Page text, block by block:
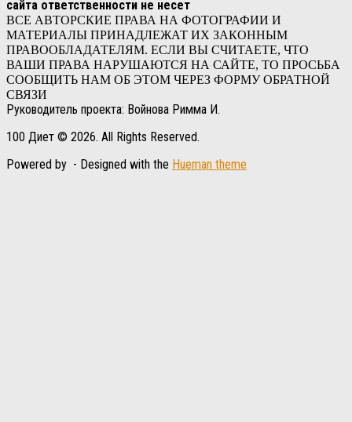
сайта ответственности не несет
ВСЕ АВТОРСКИЕ ПРАВА НА ФОТОГРАФИИ И
МАТЕРИАЛЫ ПРИНАДЛЕЖАТ ИХ ЗАКОННЫМ
ПРАВООБЛАДАТЕЛЯМ. ЕСЛИ ВЫ СЧИТАЕТЕ, ЧТО
ВАШИ ПРАВА НАРУШАЮТСЯ НА САЙТЕ, ТО ПРОСЬБА
СООБЩИТЬ НАМ ОБ ЭТОМ ЧЕРЕЗ ФОРМУ ОБРАТНОЙ
СВЯЗИ
Руководитель проекта: Войнова Римма И.
100 Диет © 2026. All Rights Reserved.
Powered by - Designed with the Hueman theme